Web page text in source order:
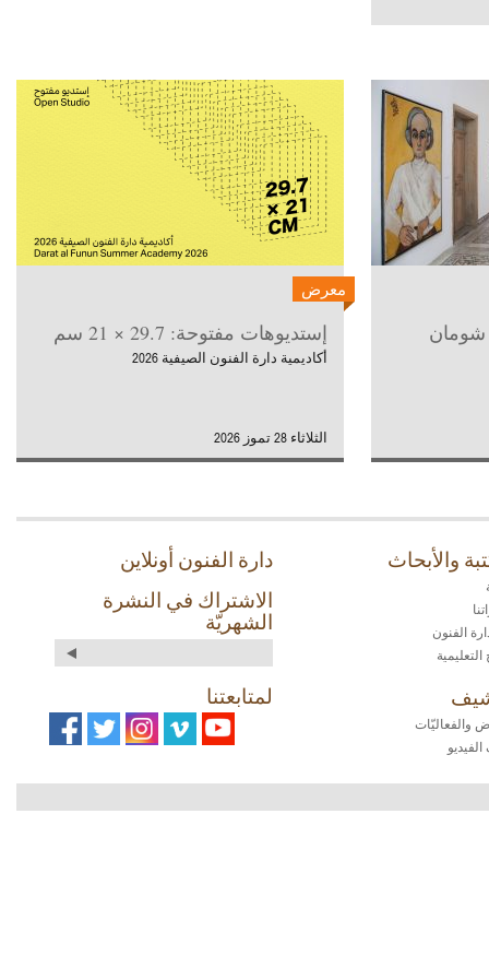
شومان
معرض
إستديوهات مفتوحة: 29.7 × 21 سم
أكاديمية دارة الفنون الصيفية 2026
الثلاثاء 28 تموز 2026
والأبحاث
الفنون
التعليمية
والفعاليّات
دارة الفنون أونلاين
الاشتراك في النشرة
الشهريّة
لمتابعتنا